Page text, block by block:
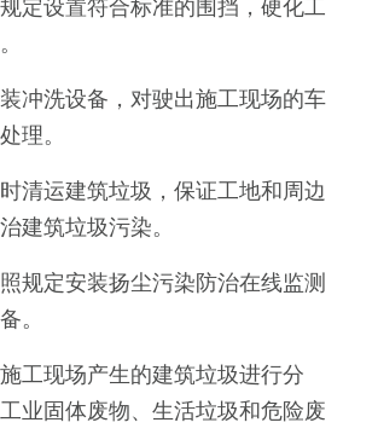
规定设置符合标准的围挡，硬化工
装冲洗设备，对驶出施工现场的车
理。
时清运建筑垃圾，保证工地和周边
建筑垃圾污染。
照规定安装扬尘污染防治在线监测
。
施工现场产生的建筑垃圾进行分
业固体废物、生活垃圾和危险废